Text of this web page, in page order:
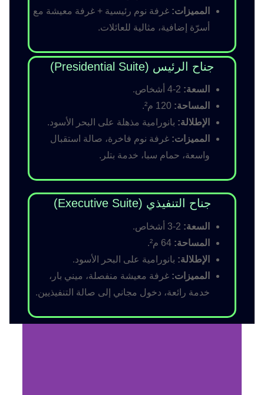
المميزات: غرفة نوم رئيسية + غرفة معيشة مع
أسرّة إضافية، مثالية للعائلات.
جناح الرئيس (Presidential Suite)
السعة:
المساحة:
الإطلالة: بانورامية مذهلة على البحر الأسود.
المميزات: غرفة نوم فاخرة، صالة استقبال
واسعة، حمام سبا، خدمة بتلر.
جناح التنفيذي (Executive Suite)
السعة:
المساحة:
الإطلالة: بانورامية على البحر الأسود.
المميزات: غرفة معيشة منفصلة، ميني بار،
خدمة رائعة، دخول مجاني إلى صالة التنفيذيين.